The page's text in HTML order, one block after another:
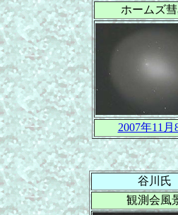
ホームズ
2007年11月
谷川氏
観測会風